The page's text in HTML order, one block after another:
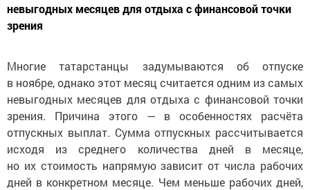
невыгодных месяцев для отдыха с финансовой точки
зрения
Многие татарстанцы задумываются об отпуске
в ноябре, однако этот месяц считается одним из самых
невыгодных месяцев для отдыха с финансовой точки
зрения. Причина этого — в особенностях расчёта
отпускных выплат. Сумма отпускных рассчитывается
исходя из среднего количества дней в месяце,
но их стоимость напрямую зависит от числа рабочих
дней в конкретном месяце. Чем меньше рабочих дней,